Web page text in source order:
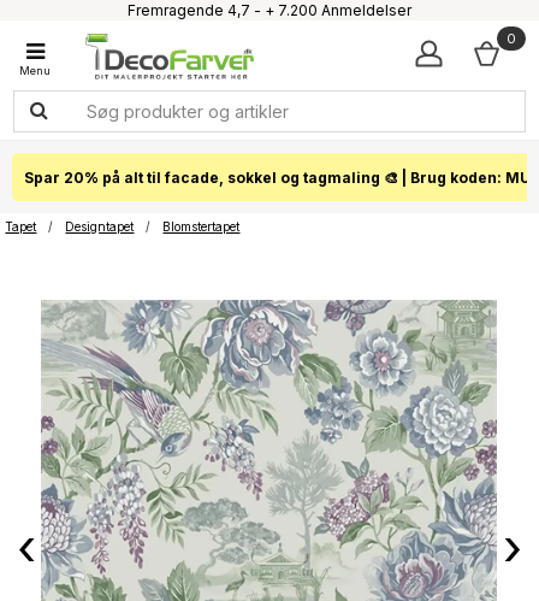
Fremragende 4,7 - + 7.200 Anmeldelser
1-3 dages levering
Click & Collect i hele landet
0
Spar 20% på alt til facade, sokkel og tagmaling 🎨 | Brug koden:
Tapet / Designtapet / Blomstertapet
‹ ›